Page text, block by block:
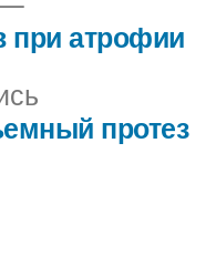
запись:протез
запись:
при атрофии